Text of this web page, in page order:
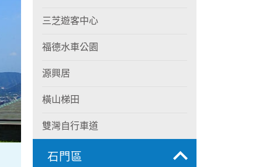
三芝遊客中心
福德水車公園
源興居
橫山梯田
雙灣自行車道
石門區